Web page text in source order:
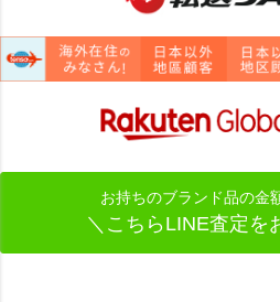
お持ちのブランド品の金
＼こちらLINE査定を